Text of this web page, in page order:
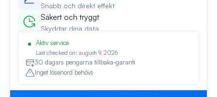
Snabb och direkt effekt
Säkert och tryggt
Skyddar dina data
Aktiv service
Last checked on: augusti 9, 2026
30 dagars pengarna tillbaka-garanti
Inget lösenord behövs